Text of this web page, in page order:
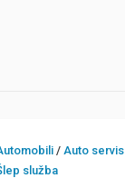
/ Auto servis
služba